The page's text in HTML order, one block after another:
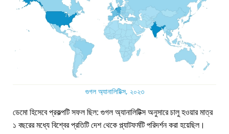
গুগল অ্যানালিটিক্স, ২০২৩
ডেমো হিসেবে প্রকল্পটি সফল ছিল: গুগল অ্যানালিটিক্স অনুসারে চালু হওয়ার মাত্র
১ বছরের মধ্যে বিশ্বের প্রতিটি দেশ থেকে প্ল্যাটফর্মটি পরিদর্শন করা হয়েছিল।